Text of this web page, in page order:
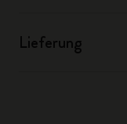
Lieferung